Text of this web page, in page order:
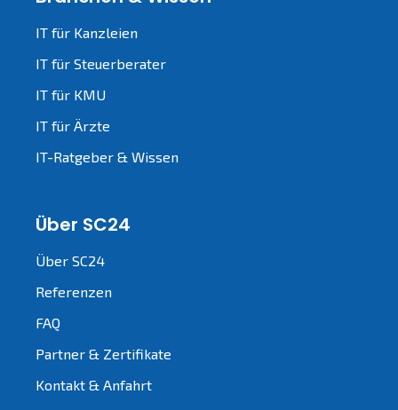
IT für Kanzleien
IT für Steuerberater
IT für KMU
IT für Ärzte
IT-Ratgeber & Wissen
Über SC24
Über SC24
Referenzen
FAQ
Partner & Zertifikate
Kontakt & Anfahrt